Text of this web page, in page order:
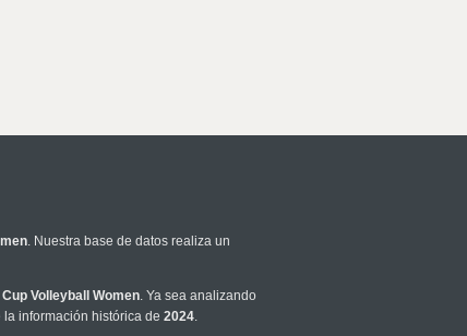
. Nuestra base de datos realiza un
Volleyball Women. Ya sea analizando
información histórica de 2024.